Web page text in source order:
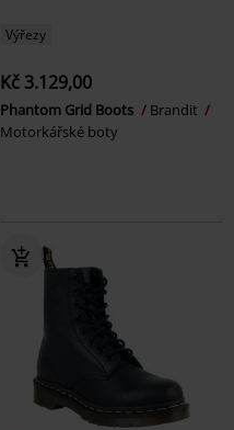
Výřezy
Kč 3.129,00
Phantom Grid Boots
Brandit
Motorkářské boty